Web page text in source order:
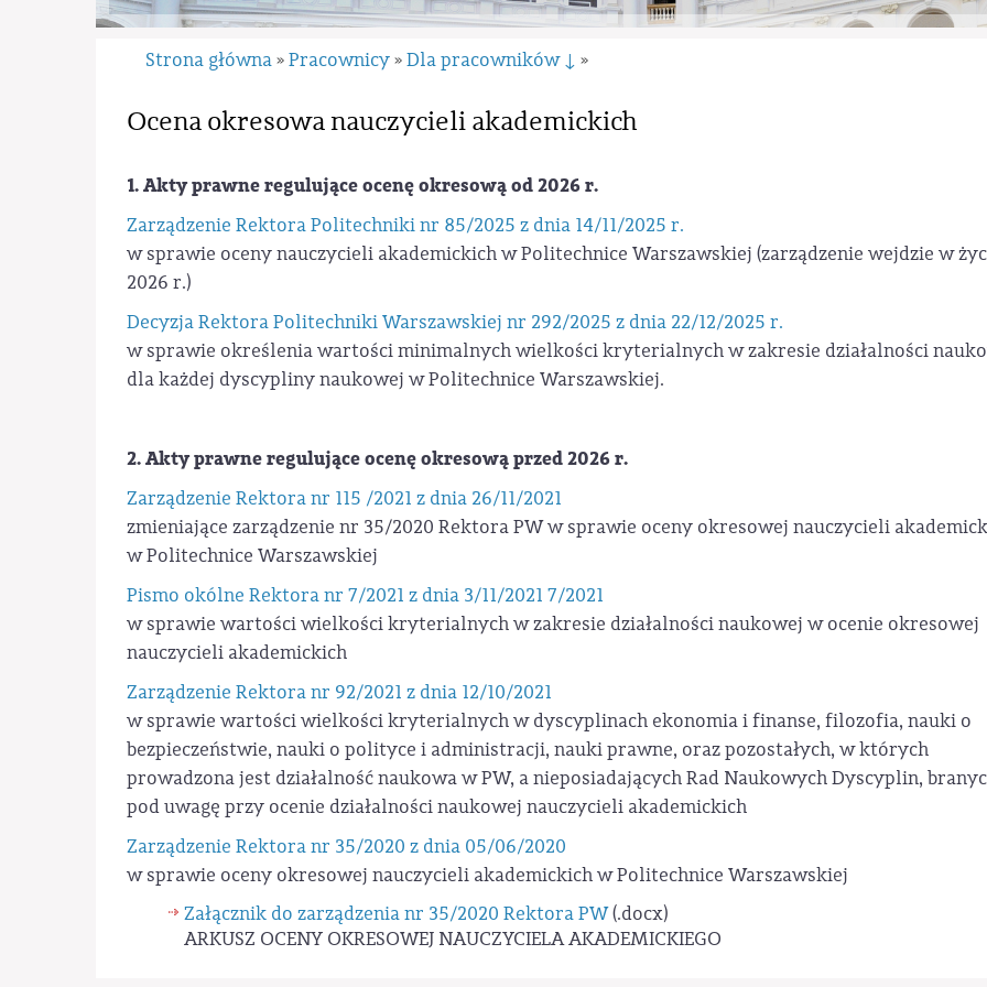
Strona główna » Pracownicy » Dla pracowników ↓ »
Ocena okresowa nauczycieli akademickich
1. Akty prawne regulujące ocenę okresową od 2026 r.
Zarządzenie Rektora Politechniki nr 85/2025 z dnia 14/11/2025 r.
w sprawie oceny nauczycieli akademickich w Politechnice Warszawskiej (zarządzenie wejdzie w
2026 r.)
Decyzja Rektora Politechniki Warszawskiej nr 292/2025 z dnia 22/12/2025 r.
w sprawie określenia wartości minimalnych wielkości kryterialnych w zakresie działalności
dla każdej dyscypliny naukowej w Politechnice Warszawskiej.
2. Akty prawne regulujące ocenę okresową przed 2026 r.
Zarządzenie Rektora nr 115 /2021 z dnia 26/11/2021
zmieniające zarządzenie nr 35/2020 Rektora PW w sprawie oceny okresowej nauczycieli
w Politechnice Warszawskiej
Pismo okólne Rektora nr 7/2021 z dnia 3/11/2021 7/2021
w sprawie wartości wielkości kryterialnych w zakresie działalności naukowej w ocenie okresowej
nauczycieli akademickich
Zarządzenie Rektora nr 92/2021 z dnia 12/10/2021
w sprawie wartości wielkości kryterialnych w dyscyplinach ekonomia i finanse, filozofia, nauki o
bezpieczeństwie, nauki o polityce i administracji, nauki prawne, oraz pozostałych, w których
prowadzona jest działalność naukowa w PW, a nieposiadających Rad Naukowych Dyscyplin,
pod uwagę przy ocenie działalności naukowej nauczycieli akademickich
Zarządzenie Rektora nr 35/2020 z dnia 05/06/2020
w sprawie oceny okresowej nauczycieli akademickich w Politechnice Warszawskiej
Załącznik do zarządzenia nr 35/2020 Rektora PW(.docx)
ARKUSZ OCENY OKRESOWEJ NAUCZYCIELA AKADEMICKIEGO